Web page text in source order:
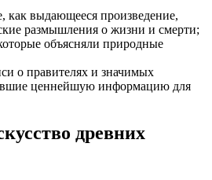
как выдающееся произведение,
размышления о жизни и смерти;
объясняли природные
о правителях и значимых
ценнейшую информацию для
древних